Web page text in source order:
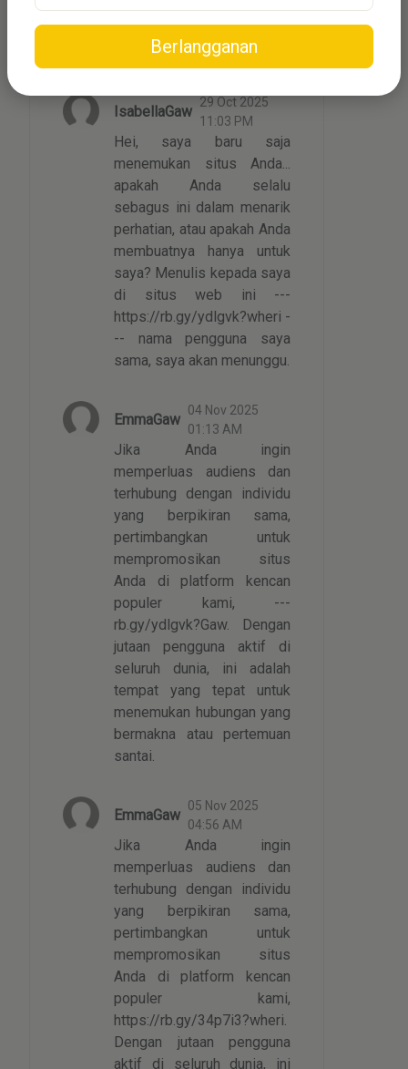
https://telegra.ph/Get-a-
10000077-10-23-6366
IsabellaGaw
29 Oct 2025
11:03 PM
Hei, saya baru saja
menemukan situs Anda...
apakah Anda selalu
sebagus ini dalam menarik
perhatian, atau apakah Anda
membuatnya hanya untuk
saya? Menulis kepada saya
di situs web ini ---
https://rb.gy/ydlgvk?wheri -
-- nama pengguna saya
sama, saya akan menunggu.
EmmaGaw
04 Nov 2025
01:13 AM
Jika Anda ingin
memperluas audiens dan
terhubung dengan individu
yang berpikiran sama,
pertimbangkan untuk
mempromosikan situs
Anda di platform kencan
populer kami, ---
rb.gy/ydlgvk?Gaw. Dengan
jutaan pengguna aktif di
seluruh dunia, ini adalah
tempat yang tepat untuk
menemukan hubungan yang
bermakna atau pertemuan
santai.
EmmaGaw
05 Nov 2025
04:56 AM
Jika Anda ingin
memperluas audiens dan
terhubung dengan individu
yang berpikiran sama,
pertimbangkan untuk
mempromosikan situs
Anda di platform kencan
populer kami,
https://rb.gy/34p7i3?wheri.
Dengan jutaan pengguna
aktif di seluruh dunia, ini
Berlangganan